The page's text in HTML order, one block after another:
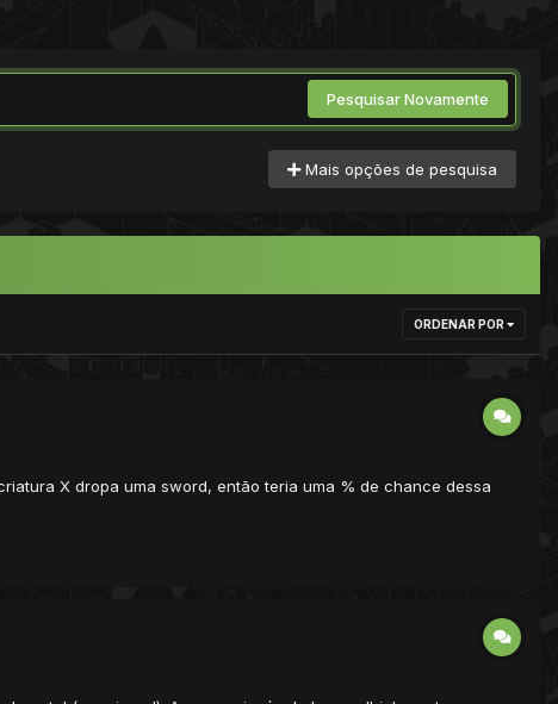
Pesquisar Novamente
Mais opções de pesquisa
ORDENAR POR
X dropa uma sword, então teria uma % de chance dessa